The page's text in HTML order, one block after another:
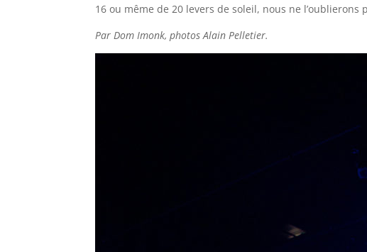
16 ou même de 20 levers de soleil, nous ne
Par Dom Imonk, photos Alain Pelletier.